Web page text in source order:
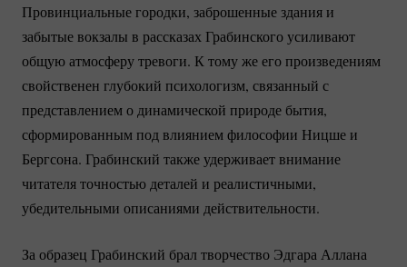
Провинциальные городки, заброшенные здания и
забытые вокзалы в рассказах Грабинского усиливают
общую атмосферу тревоги. К тому же его произведениям
свойственен глубокий психологизм, связанный с
представлением о динамической природе бытия,
сформированным под влиянием философии Ницше и
Бергсона. Грабинский также удерживает внимание
читателя точностью деталей и реалистичными,
убедительными описаниями действительности.
За образец Грабинский брал творчество Эдгара Аллана